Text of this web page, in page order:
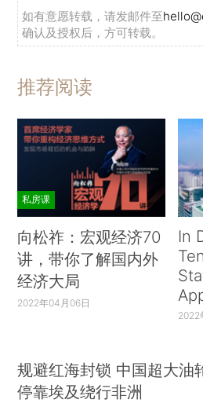
如有意愿转载，请发邮件至
确认及授权后，方可转载。
推荐阅读
私房课
向松祚：宏观经济70
讲，带你了解国内外
经济大局
2022年04月06日
In
2022
规避红海封锁 中国超大油
停靠埃及绕行非洲